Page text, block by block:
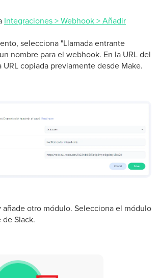
Integraciones > Webhook > Añadir
selecciona "Llamada entrante
nombre para el webhook. En la URL del
copiada previamente desde Make.
añade otro módulo. Selecciona el módulo
de Slack.